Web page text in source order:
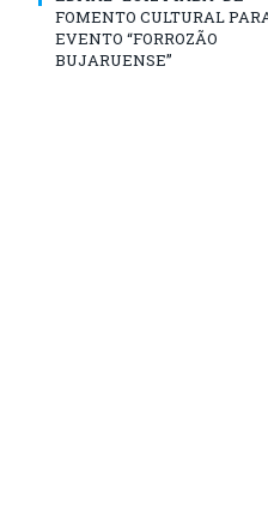
FOMENTO CULTURAL
EVENTO “FORROZÃO
BUJARUENSE”